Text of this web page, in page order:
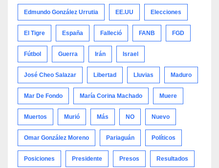
Edmundo González Urrutia EE.UU Elecciones
El Tigre España Falleció FANB FGD
Fútbol Guerra Irán Israel
José Cheo Salazar Libertad Lluvias Maduro
Mar De Fondo María Corina Machado Muere
Muertos Murió Más NO Nuevo
Omar González Moreno Pariaguán Políticos
Posiciones Presidente Presos Resultados